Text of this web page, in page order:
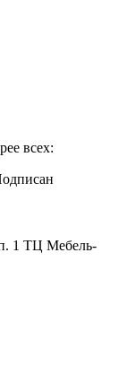
всех:
1 ТЦ Мебель-